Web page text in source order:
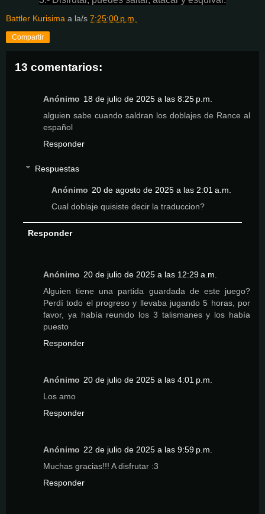
Battler Kurisima a la/s 7:25:00 p.m.
Compartir
13 comentarios:
Anónimo 18 de julio de 2025 a las 8:25 p.m.
alguien sabe cuando saldran los doblajes de Rance al
español
Responder
Respuestas
Anónimo 20 de agosto de 2025 a las 2:01 a.m.
Cual doblaje quisiste decir la traduccion?
Responder
Anónimo 20 de julio de 2025 a las 12:29 a.m.
Alguien tiene una partida guardada de este juego?
Perdí todo el progreso y llevaba jugando 5 horas, por
favor, ya había reunido los 3 talismanes y los había
puesto
Responder
Anónimo 20 de julio de 2025 a las 4:01 p.m.
Los amo
Responder
Anónimo 22 de julio de 2025 a las 9:59 p.m.
Muchas gracias!!! A disfrutar :3
Responder